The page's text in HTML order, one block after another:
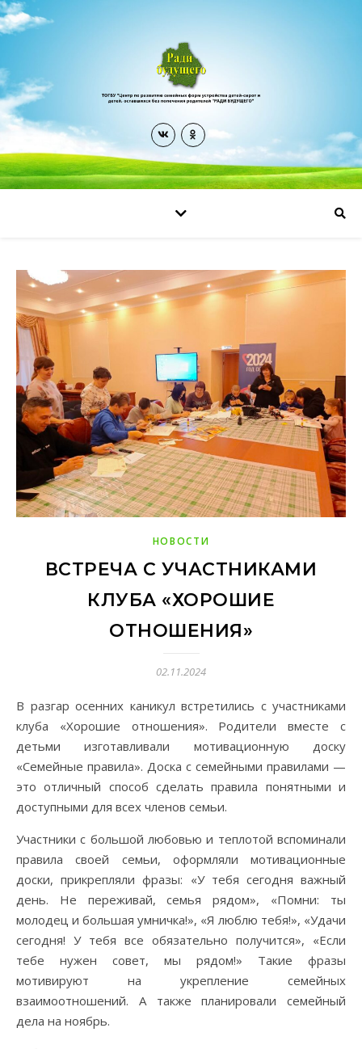
НОВОСТИ
ВСТРЕЧА С УЧАСТНИКАМИ
КЛУБА «ХОРОШИЕ
ОТНОШЕНИЯ»
02.11.2024
В разгар осенних каникул встретились с участниками
клуба «Хорошие отношения». Родители вместе с
детьми изготавливали мотивационную доску
«Семейные правила». Доска с семейными правилами —
это отличный способ сделать правила понятными и
доступными для всех членов семьи.
Участники с большой любовью и теплотой вспоминали
правила своей семьи, оформляли мотивационные
доски, прикрепляли фразы: «У тебя сегодня важный
день. Не переживай, семья рядом», «Помни: ты
молодец и большая умничка!», «Я люблю тебя!», «Удачи
сегодня! У тебя все обязательно получится», «Если
тебе нужен совет, мы рядом!» Такие фразы
мотивируют на укрепление семейных
взаимоотношений. А также планировали семейный
дела на ноябрь.